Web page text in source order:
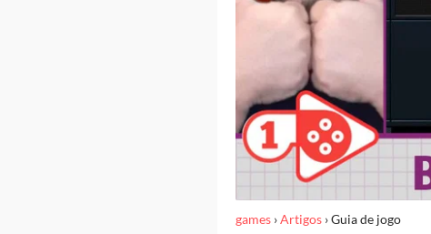
games›Artigos›Guia de jogo